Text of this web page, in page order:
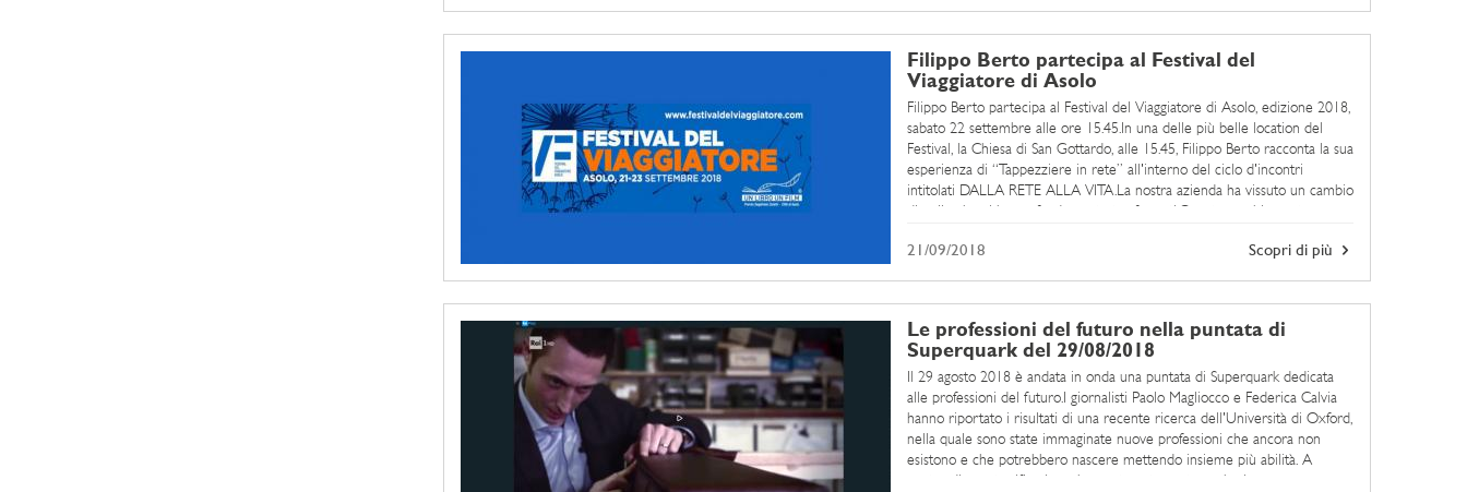
Filippo Berto partecipa al Festival del
Viaggiatore di Asolo
Filippo Berto partecipa al Festival del Viaggiatore di Asolo, edizione 2018,
sabato 22 settembre alle ore 15.45.In una delle più belle location del
Festival, la Chiesa di San Gottardo, alle 15.45, Filippo Berto racconta la sua
esperienza di “Tappezziere in rete” all'interno del ciclo d'incontri
intitolati DALLA RETE ALLA VITA.La nostra azienda ha vissuto un cambio
Scopri di più
21/09/2018
Le professioni del futuro nella puntata di
Superquark del 29/08/2018
Il 29 agosto 2018 è andata in onda una puntata di Superquark dedicata
alle professioni del futuro.I giornalisti Paolo Magliocco e Federica Calvia
hanno riportato i risultati di una recente ricerca dell'Università di Oxford,
nella quale sono state immaginate nuove professioni che ancora non
esistono e che potrebbero nascere mettendo insieme più abilità. A